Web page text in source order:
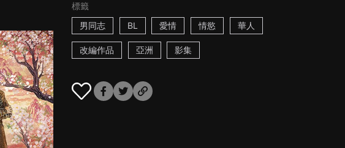
標籤
男同志
BL 愛情 情慾 華人
改編作品 亞洲 影集